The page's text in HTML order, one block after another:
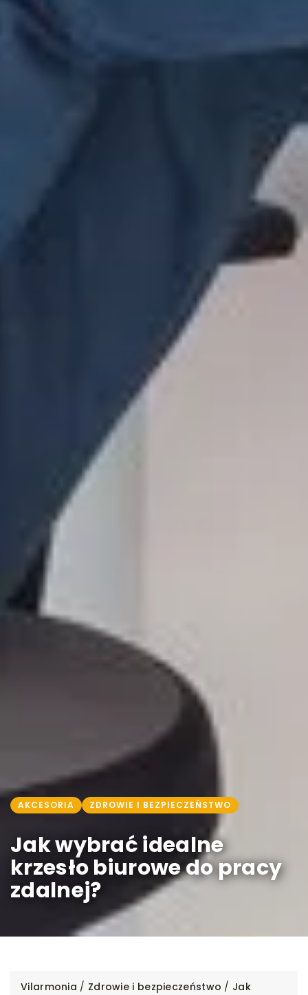
AKCESORIA ZDROWIE I BEZPIECZEŃSTWO
Jak wybrać idealne
krzesło biurowe do pracy
zdalnej?
Vilarmonia / Zdrowie i bezpieczeństwo / Jak